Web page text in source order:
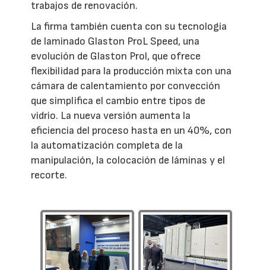
trabajos de renovación.
La firma también cuenta con su tecnología
de laminado Glaston ProL Speed, una
evolución de Glaston Prol, que ofrece
flexibilidad para la producción mixta con una
cámara de calentamiento por convección
que simplifica el cambio entre tipos de
vidrio. La nueva versión aumenta la
eficiencia del proceso hasta en un 40%, con
la automatización completa de la
manipulación, la colocación de láminas y el
recorte.